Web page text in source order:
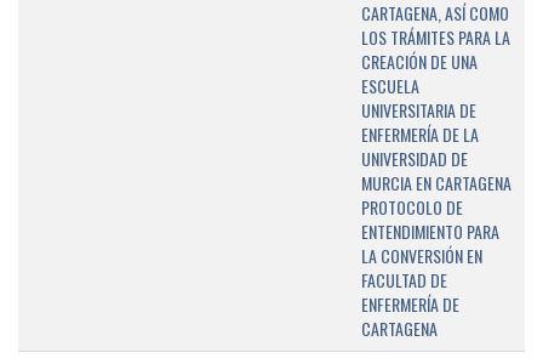
CARTAGENA, ASÍ COMO
LOS TRÁMITES PARA LA
CREACIÓN DE UNA
ESCUELA
UNIVERSITARIA DE
ENFERMERÍA DE LA
UNIVERSIDAD DE
MURCIA EN CARTAGENA
PROTOCOLO DE
ENTENDIMIENTO PARA
LA CONVERSIÓN EN
FACULTAD DE
ENFERMERÍA DE
CARTAGENA